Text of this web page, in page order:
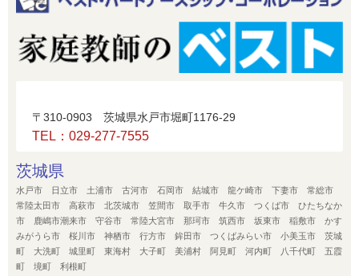
〒310-0903 茨城県水戸市堀町1176-29
TEL：029-277-7555
茨城県
水戸市 日立市 土浦市 古河市 石岡市 結城市 龍ケ崎市 下妻市 常総市
常陸太田市 高萩市 北茨城市 笠間市 取手市 牛久市 つくば市 ひたちなか
市 鹿嶋市潮来市 守谷市 常陸大宮市 那珂市 筑西市 坂東市 稲敷市 かす
みがうら市 桜川市 神栖市 行方市 鉾田市 つくばみらい市 小美玉市 茨城
町 大洗町 城里町 東海村 大子町 美浦村 阿見町 河内町 八千代町 五霞
町 境町 利根町